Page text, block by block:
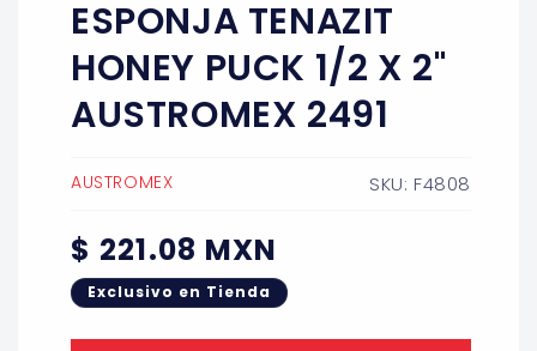
ESPONJA TENAZIT
HONEY PUCK 1/2 X 2''
AUSTROMEX 2491
AUSTROMEX SKU: F4808
Precio
habitual
$ 221.08 MXN
Exclusivo en Tienda